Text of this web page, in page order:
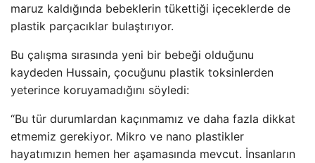
maruz kaldığında bebeklerin tükettiği içeceklerde de
plastik parçacıklar bulaştırıyor.
Bu çalışma sırasında yeni bir bebeği olduğunu
kaydeden Hussain, çocuğunu plastik toksinlerden
yeterince koruyamadığını söyledi:
“Bu tür durumlardan kaçınmamız ve daha fazla dikkat
etmemiz gerekiyor. Mikro ve nano plastikler
hayatımızın hemen her aşamasında mevcut. İnsanların